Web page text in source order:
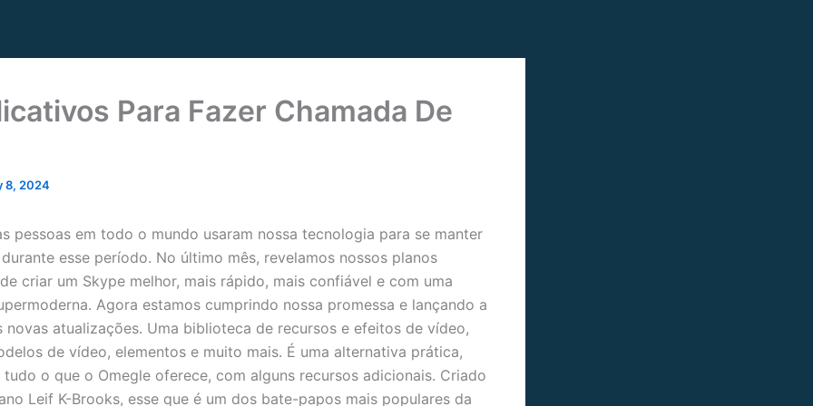
Para Fazer Chamada De
8, 2024
pessoas em todo o mundo usaram nossa tecnologia para se manter
esse período. No último mês, revelamos nossos planos
criar um Skype melhor, mais rápido, mais confiável e com uma
Agora estamos cumprindo nossa promessa e lançando a
novas atualizações. Uma biblioteca de recursos e efeitos de vídeo,
de vídeo, elementos e muito mais. É uma alternativa prática,
tudo o que o Omegle oferece, com alguns recursos adicionais. Criado
Leif K-Brooks, esse que é um dos bate-papos mais populares da